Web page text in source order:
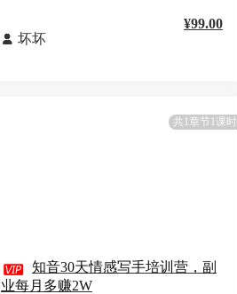
 坏坏
¥99.00
共1章节1课时
 知音30天情感写手培训营，副
业每月多赚2W